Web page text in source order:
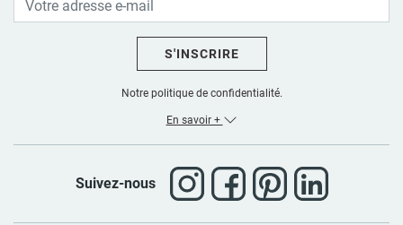
S'INSCRIRE
Notre politique de confidentialité.
En savoir +
Suivez-nous